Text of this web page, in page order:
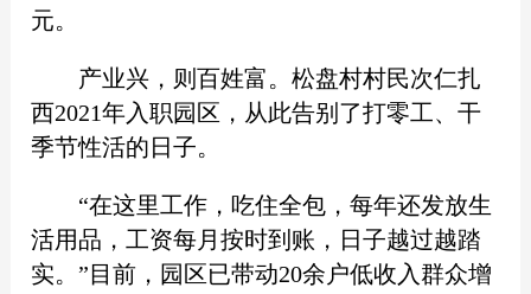
元。
产业兴，则百姓富。松盘村村民次仁扎
西2021年入职园区，从此告别了打零工、干
季节性活的日子。
“在这里工作，吃住全包，每年还发放生
活用品，工资每月按时到账，日子越过越踏
实。”目前，园区已带动20余户低收入群众增